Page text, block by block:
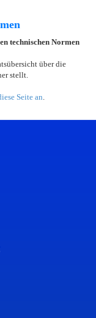
technischen Normen
über die
stellt.
Seite an